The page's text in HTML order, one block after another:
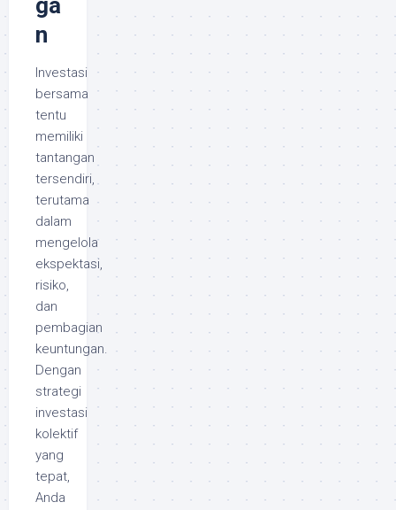
ga
n
Investasi
bersama
tentu
memiliki
tantangan
tersendiri,
terutama
dalam
mengelola
ekspektasi,
risiko,
dan
pembagian
keuntungan.
Dengan
strategi
investasi
kolektif
yang
tepat,
Anda